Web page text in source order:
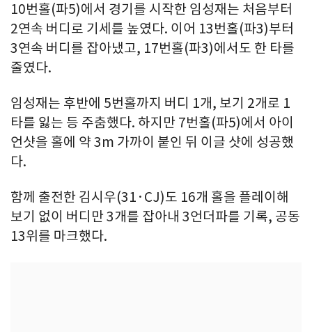
10번홀(파5)에서 경기를 시작한 임성재는 처음부터
2연속 버디로 기세를 높였다. 이어 13번홀(파3)부터
3연속 버디를 잡아냈고, 17번홀(파3)에서도 한 타를
줄였다.
임성재는 후반에 5번홀까지 버디 1개, 보기 2개로 1
타를 잃는 등 주춤했다. 하지만 7번홀(파5)에서 아이
언샷을 홀에 약 3m 가까이 붙인 뒤 이글 샷에 성공했
다.
함께 출전한 김시우(31·CJ)도 16개 홀을 플레이해
보기 없이 버디만 3개를 잡아내 3언더파를 기록, 공동
13위를 마크했다.